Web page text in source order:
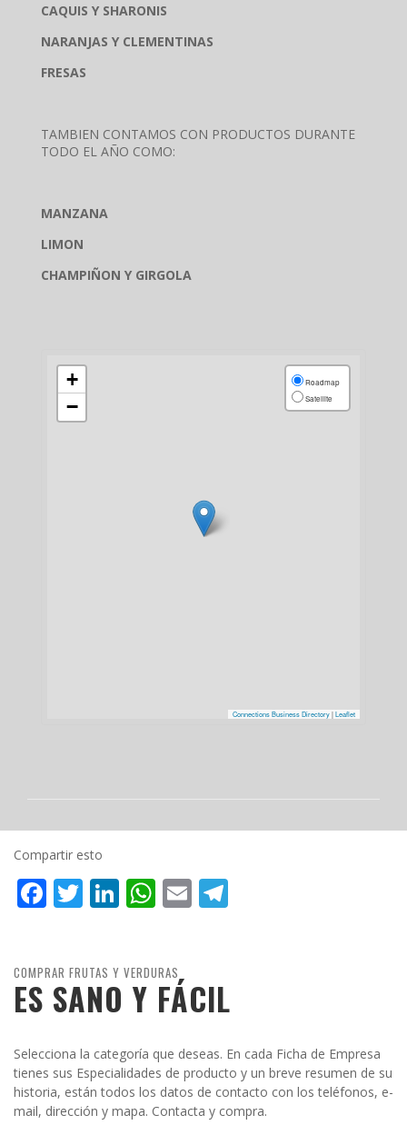
CAQUIS Y SHARONIS
NARANJAS Y CLEMENTINAS
FRESAS
TAMBIEN CONTAMOS CON PRODUCTOS DURANTE
TODO EL AÑO COMO:
MANZANA
LIMON
CHAMPIÑON Y GIRGOLA
+
−
Roadmap
Satellite
Connections Business Directory|Leaflet
Compartir esto
Facebook
Twitter
LinkedIn
WhatsApp
Email
COMPRAR FRUTAS Y VERDURAS
ES SANO Y FÁCIL
Selecciona la categoría que deseas. En cada Ficha de Empresa
tienes sus Especialidades de producto y un breve resumen de su
historia, están todos los datos de contacto con los teléfonos, e-
mail, dirección y mapa. Contacta y compra.